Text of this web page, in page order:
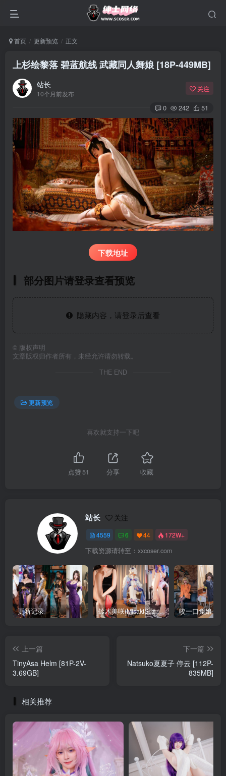
首页 更新预览 正文
上杉绘黎落 碧蓝航线 武藏同人舞娘 [18P-449MB]
站长
10个月前发布
关注
0 242 51
下载地址
部分图片请登录查看预览
隐藏内容，请登录后查看
© 版权声明
文章版权归作者所有，未经允许请勿转载。
THE END
更新预览
喜欢就支持一下吧
点赞51 分享 收藏
站长 关注
4559 6 44 172W+
下载资源请转至：xxcoser.com
更新记录 铃木美咲(MisakiSuzuki) 合集下载 咬一口兔娘 合
上一篇
TinyAsa Helm [81P-2V-
3.69GB]
下一篇
Natsuko夏夏子 停云 [112P-
835MB]
相关推荐